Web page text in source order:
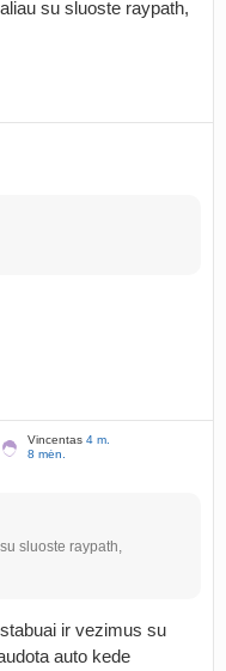
su sluoste raypath,
Vincentas 4 m.
8 mėn.
sluoste raypath,
ir vezimus su
auto kede